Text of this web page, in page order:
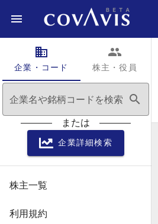
企業・コード
domain
株主・役員
people
企業名や銘柄コードを検索 search
または
企業詳細検索
株主一覧
利用規約